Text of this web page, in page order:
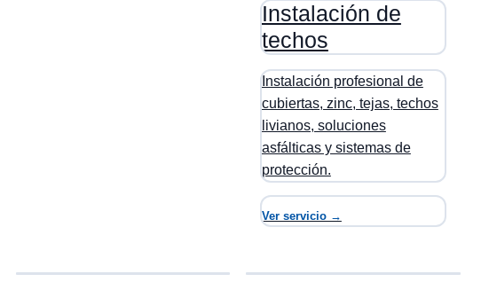
Instalación de
techos
Instalación profesional de
cubiertas, zinc, tejas, techos
livianos, soluciones
asfálticas y sistemas de
protección.
Ver servicio →